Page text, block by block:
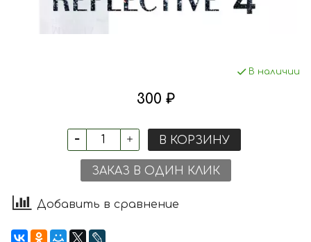
В наличии
300 ₽
В КОРЗИНУ
ЗАКАЗ В ОДИН КЛИК
Добавить в сравнение